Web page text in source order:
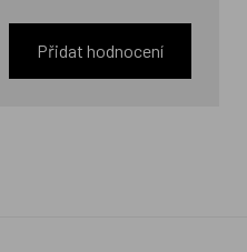
Přidat hodnocení